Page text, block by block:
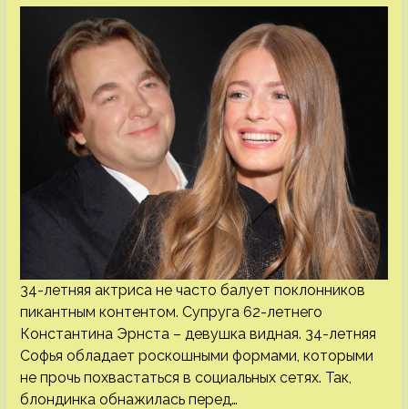
34-летняя актриса не часто балует поклонников
пикантным контентом. Супруга 62-летнего
Константина Эрнста – девушка видная. 34-летняя
Софья обладает роскошными формами, которыми
не прочь похвастаться в социальных сетях. Так,
блондинка обнажилась перед…